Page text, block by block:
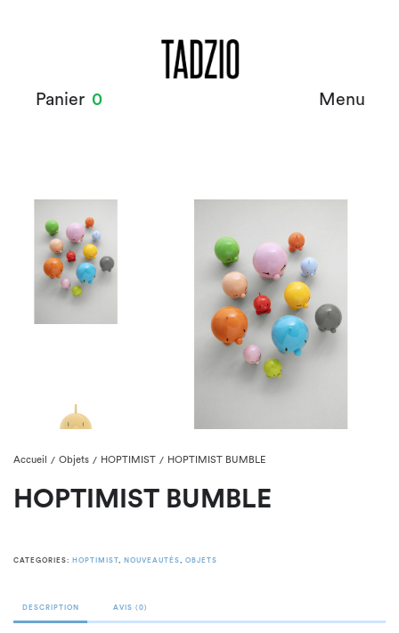
Panier 0 Menu
Accueil / Objets / HOPTIMIST / HOPTIMIST BUMBLE
HOPTIMIST BUMBLE
CATEGORIES: HOPTIMIST , NOUVEAUTÉS, OBJETS
DESCRIPTION AVIS (0)